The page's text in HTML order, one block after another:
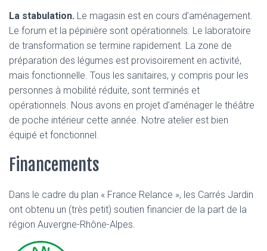
La stabulation. Le magasin est en cours d’aménagement.
Le forum et la pépinière sont opérationnels. Le laboratoire
de transformation se termine rapidement. La zone de
préparation des légumes est provisoirement en activité,
mais fonctionnelle. Tous les sanitaires, y compris pour les
personnes à mobilité réduite, sont terminés et
opérationnels. Nous avons en projet d’aménager le théâtre
de poche intérieur cette année. Notre atelier est bien
équipé et fonctionnel.
Financements
Dans le cadre du plan « France Relance », les Carrés Jardin
ont obtenu un (très petit) soutien financier de la part de la
région Auvergne-Rhône-Alpes.